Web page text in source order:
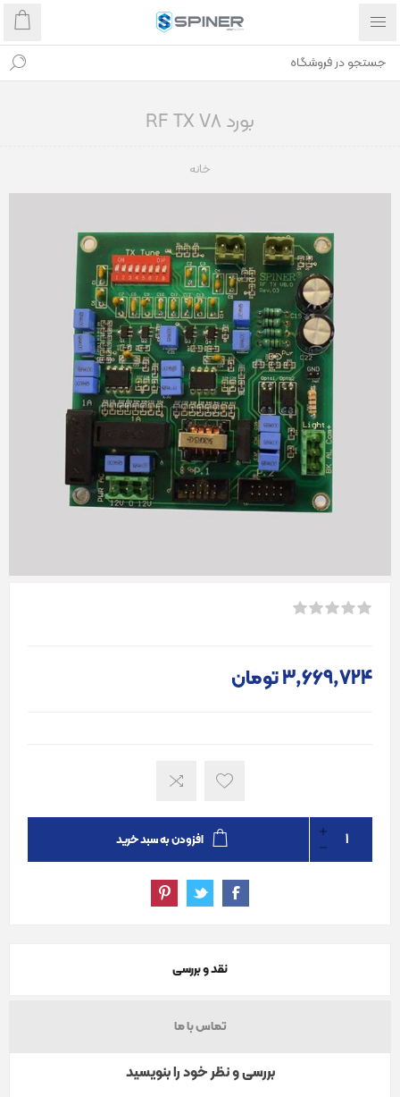
بورد RF TX V8
خانه
3٬669٬724 تومان
افزودن به سبد خرید
نقد و بررسی
تماس با ما
بررسی و نظر خود را بنویسید